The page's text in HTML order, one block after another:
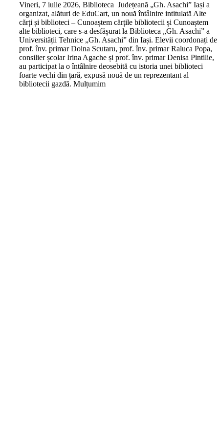
Vineri, 7 iulie 2026, Biblioteca Județeană „Gh. Asachi” Iași a
organizat, alături de EduCart, un nouă întâlnire intitulată Alte
cărți și biblioteci – Cunoaștem cărțile bibliotecii și Cunoaștem
alte biblioteci, care s-a desfășurat la Biblioteca „Gh. Asachi” a
Universității Tehnice „Gh. Asachi” din Iași. Elevii coordonați de
prof. înv. primar Doina Scutaru, prof. înv. primar Raluca Popa,
consilier școlar Irina Agache și prof. înv. primar Denisa Pintilie,
au participat la o întâlnire deosebită cu istoria unei biblioteci
foarte vechi din țară, expusă nouă de un reprezentant al
bibliotecii gazdă. Mulțumim